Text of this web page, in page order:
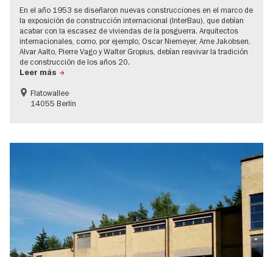
En el año 1953 se diseñaron nuevas construcciones en el marco de
la exposición de construcción internacional (InterBau), que debían
acabar con la escasez de viviendas de la posguerra. Arquitectos
internacionales, como, por ejemplo, Oscar Niemeyer, Arne Jakobsen,
Alvar Aalto, Pierre Vago y Walter Gropius, debían reavivar la tradición
de construcción de los años 20.
Leer más
Flatowallee
14055 Berlin